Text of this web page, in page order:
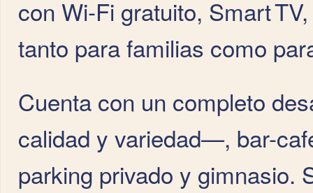
con Wi‑Fi gratuito, Smart
tanto para familias como
Cuenta con un completo
calidad y variedad—, bar-
parking privado y gimnasio.